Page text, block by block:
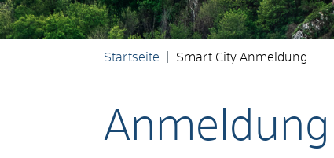
Startseite Smart City Anmeldung
Anmeldung